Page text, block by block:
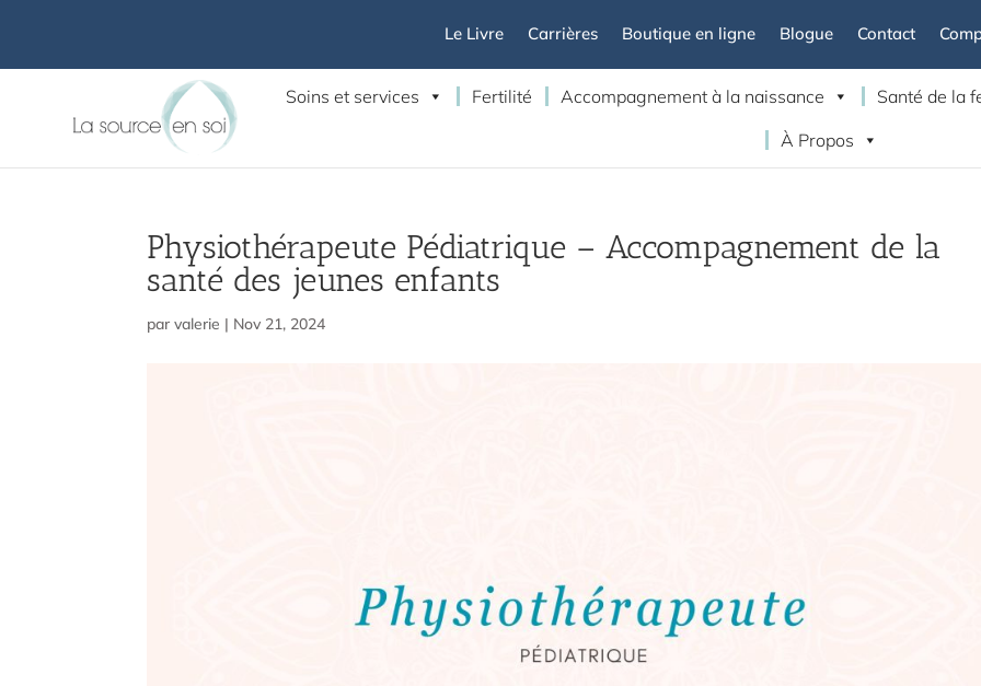
Le Livre Carrières Boutique en ligne Blogue Contact
Soins et services Fertilité Accompagnement à la naissance Santé de la
À Propos
Physiothérapeute Pédiatrique – Accompagnement de la
santé des jeunes enfants
parvalerie | Nov 21, 2024